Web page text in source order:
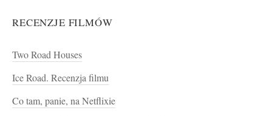
RECENZJE FILMÓW
Two Road Houses
Ice Road. Recenzja filmu
Co tam, panie, na Netflixie